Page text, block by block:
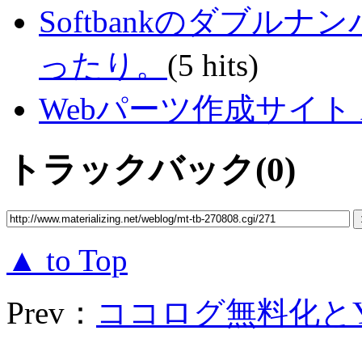
Softbankのダブルナ
ったり。 (5 hits)
Webパーツ作成サイト
トラックバック(0)
▲ to Top
Prev： ココログ無料化と